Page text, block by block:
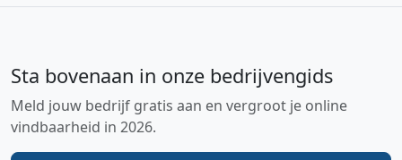
Sta bovenaan in onze bedrijvengids
Meld jouw bedrijf gratis aan en vergroot je online
vindbaarheid in 2026.